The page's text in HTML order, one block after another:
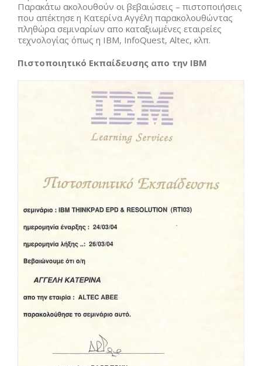
Παρακάτω ακολουθούν οι βεβαιώσεις – πιστοποιήσεις
που απέκτησε η Κατερίνα Αγγέλη παρακολουθώντας
πληθώρα σεμιναρίων απο καταξιωμένες εταιρείες
τεχνολογίας όπως η IBM, InfoQuest, Altec, κλπ.
Πιστοποιητικό Εκπαίδευσης απο την IBM